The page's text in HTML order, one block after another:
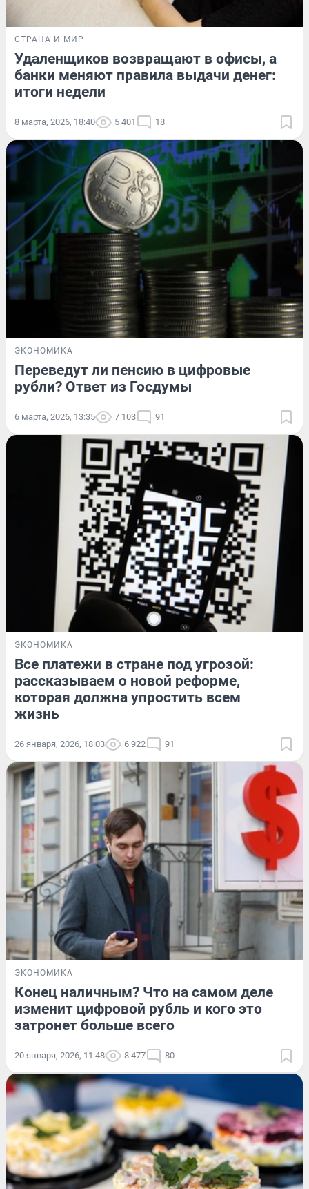
СТРАНА И МИР
Удаленщиков возвращают в офисы, а
банки меняют правила выдачи денег:
итоги недели
8 марта, 2026, 18:40 5 401 18
ЭКОНОМИКА
Переведут ли пенсию в цифровые
рубли? Ответ из Госдумы
6 марта, 2026, 13:35 7 103 91
ЭКОНОМИКА
Все платежи в стране под угрозой:
рассказываем о новой реформе,
которая должна упростить всем
жизнь
26 января, 2026, 18:03 6 922 91
ЭКОНОМИКА
Конец наличным? Что на самом деле
изменит цифровой рубль и кого это
затронет больше всего
20 января, 2026, 11:48 8 477 80